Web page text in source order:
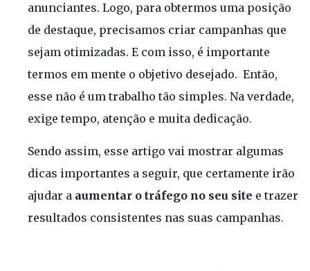
anunciantes. Logo, para obtermos uma posição
de destaque, precisamos criar campanhas que
sejam otimizadas. E com isso, é importante
termos em mente o objetivo desejado. Então,
esse não é um trabalho tão simples. Na verdade,
exige tempo, atenção e muita dedicação.
Sendo assim, esse artigo vai mostrar algumas
dicas importantes a seguir, que certamente irão
ajudar a aumentar o tráfego no seu site e trazer
resultados consistentes nas suas campanhas.